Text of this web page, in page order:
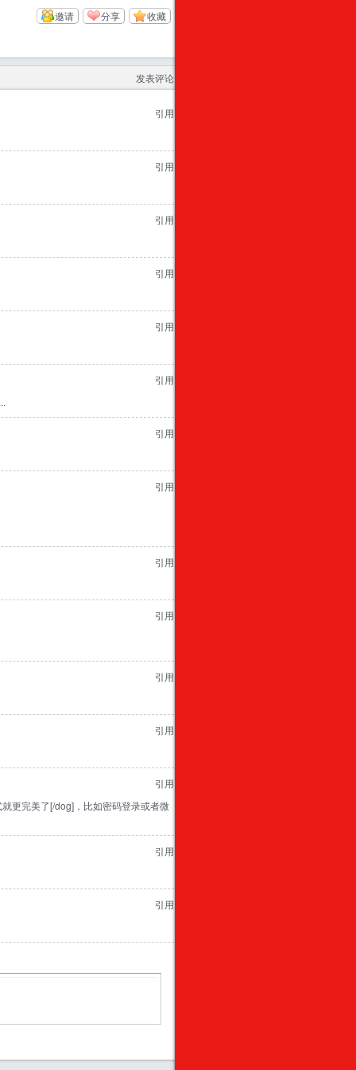
收藏
分享
邀请
发表评论
引用
引用
引用
引用
引用
引用
引用
引用
引用
引用
引用
引用
引用
更完美了[/dog]，比如密码登录或者微
引用
引用